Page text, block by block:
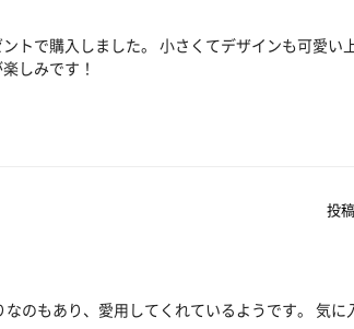
トで購入しました。 小さくてデザインも可愛い
しみです！
投
のもあり、愛用してくれているようです。 気に